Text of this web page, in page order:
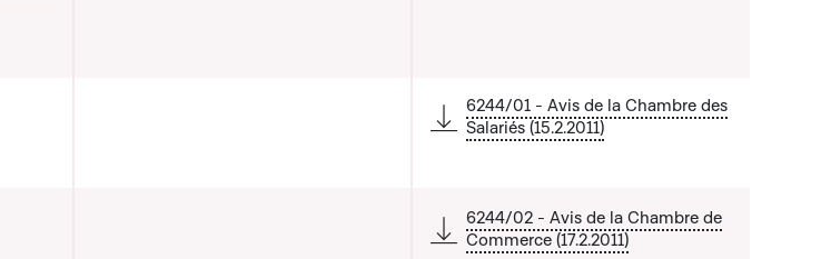
ou cacher tous les éléments de la liste qui précède
6244/01 - Avis de la Chambre des
Salariés (15.2.2011)
6244/02 - Avis de la Chambre de
Commerce (17.2.2011)